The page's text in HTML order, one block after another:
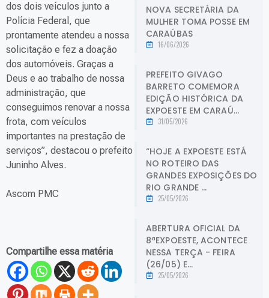
dos dois veículos junto a
Polícia Federal, que
prontamente atendeu a nossa
solicitação e fez a doação
dos automóveis. Graças a
Deus e ao trabalho de nossa
administração, que
conseguimos renovar a nossa
frota, com veículos
importantes na prestação de
serviços”, destacou o prefeito
Juninho Alves.
Ascom PMC
Compartilhe essa matéria
NOVA SECRETÁRIA DA
MULHER TOMA POSSE EM
CARAÚBAS
16/06/2026
PREFEITO GIVAGO
BARRETO COMEMORA
EDIÇÃO HISTÓRICA DA
EXPOESTE EM CARAÚ...
31/05/2026
“HOJE A EXPOESTE ESTÁ
NO ROTEIRO DAS
GRANDES EXPOSIÇÕES DO
RIO GRANDE ...
25/05/2026
ABERTURA OFICIAL DA
8ªEXPOESTE, ACONTECE
NESSA TERÇA - FEIRA
(26/05) E...
25/05/2026